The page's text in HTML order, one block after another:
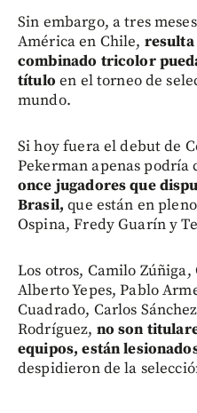
Sin embargo, a tres
América en Chile,
combinado tricolor
título en el torneo de
mundo.
Si hoy fuera el debut de
Pekerman apenas podría
once jugadores que
Brasil,que están en
Ospina, Fredy Guarín y
Los otros, Camilo
Alberto Yepes, Pablo
Cuadrado, Carlos
Rodríguez, no son
equipos, están
despidieron de la